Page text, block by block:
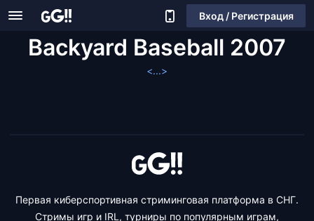
Вход / Регистрация
Backyard Baseball 2007
<...>
Первая киберспортивная стриминговая платформа в СНГ.
Стримы игр и IRL, турниры по популярным играм,